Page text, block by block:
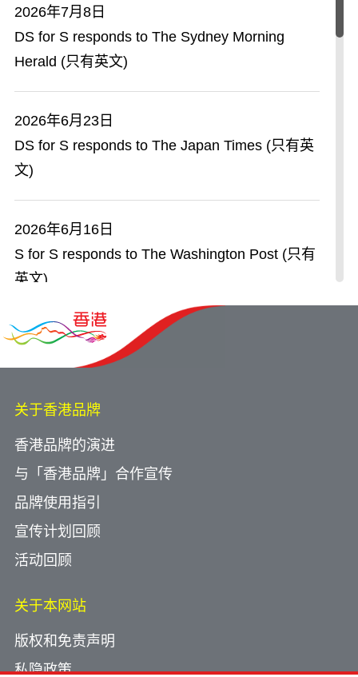
仪式致辞（只有中文）
2026年6月20日
Successful debut of International Symposium
on Emergency Response and Aeromedical
Services in Hong Kong (只有英文)
2026年6月19日
Hong Kong universities scale global heights,
cementing education hub status (只有英文)
2026年6月18日
Hong Kong rises to No.2 globally in
competitiveness (只有英文)
2026年6月5日
deepen ties with Central Asia (只有英文)
2026年6月3日
Hong Kong forges new opportunities with
Kazakhstan and Central Asia (只有英文)
Smooth take-off for new Terminal 2 at Hong
Kong International Airport (只有英文)
2026年7月8日
DS for S responds to The Sydney Morning
Herald (只有英文)
2026年6月23日
DS for S responds to The Japan Times (只有英
文)
2026年6月16日
S for S responds to The Washington Post (只有
英文)
2026年6月11日
S for Housing responds to AFP (只有英文)
2026年4月23日
S for S responds to BBC News (只有英文)
2026年4月17日
S for S responds to The Wall Street Journal (只
有英文)
2026年2月12日
S for S responds to The Telegraph (只有英文)
关于香港品牌
香港品牌的演进
与「香港品牌」合作宣传
品牌使用指引
宣传计划回顾
活动回顾
关于本网站
版权和免责声明
私隐政策